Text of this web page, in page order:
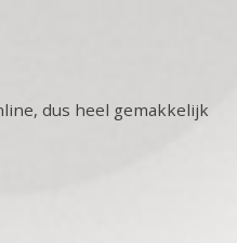
dus heel gemakkelijk